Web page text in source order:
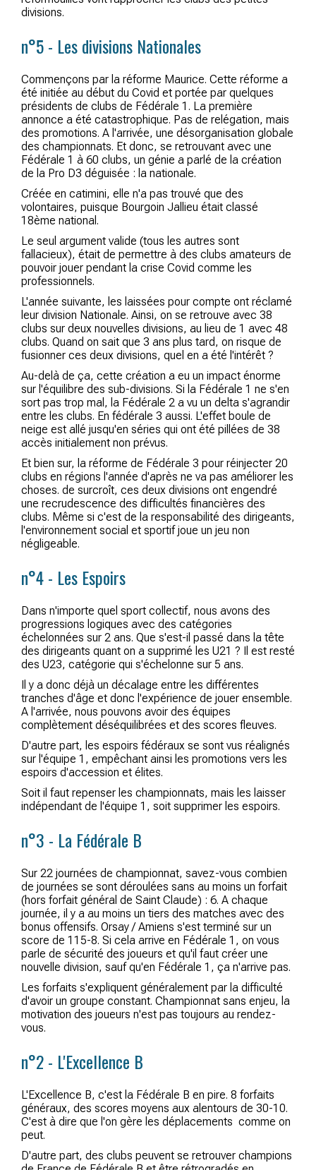
divisions.
n°5 - Les divisions Nationales
Commençons par la réforme Maurice. Cette réforme a
été initiée au début du Covid et portée par quelques
présidents de clubs de Fédérale 1. La première
annonce a été catastrophique. Pas de relégation, mais
des promotions. A l'arrivée, une désorganisation globale
des championnats. Et donc, se retrouvant avec une
Fédérale 1 à 60 clubs, un génie a parlé de la création
de la Pro D3 déguisée : la nationale.
Créée en catimini, elle n'a pas trouvé que des
volontaires, puisque Bourgoin Jallieu était classé
18ème national.
Le seul argument valide (tous les autres sont
fallacieux), était de permettre à des clubs amateurs de
pouvoir jouer pendant la crise Covid comme les
professionnels.
L'année suivante, les laissées pour compte ont réclamé
leur division Nationale. Ainsi, on se retrouve avec 38
clubs sur deux nouvelles divisions, au lieu de 1 avec 48
clubs. Quand on sait que 3 ans plus tard, on risque de
fusionner ces deux divisions, quel en a été l'intérêt ?
Au-delà de ça, cette création a eu un impact énorme
sur l'équilibre des sub-divisions. Si la Fédérale 1 ne s'en
sort pas trop mal, la Fédérale 2 a vu un delta s'agrandir
entre les clubs. En fédérale 3 aussi. L'effet boule de
neige est allé jusqu'en séries qui ont été pillées de 38
accès initialement non prévus.
Et bien sur, la réforme de Fédérale 3 pour réinjecter 20
clubs en régions l'année d'après ne va pas améliorer les
choses. de surcroît, ces deux divisions ont engendré
une recrudescence des difficultés financières des
clubs. Même si c'est de la responsabilité des dirigeants,
l'environnement social et sportif joue un jeu non
négligeable.
n°4 - Les Espoirs
Dans n'importe quel sport collectif, nous avons des
progressions logiques avec des catégories
échelonnées sur 2 ans. Que s'est-il passé dans la tête
des dirigeants quant on a supprimé les U21 ? Il est resté
des U23, catégorie qui s'échelonne sur 5 ans.
Il y a donc déjà un décalage entre les différentes
tranches d'âge et donc l'expérience de jouer ensemble.
A l'arrivée, nous pouvons avoir des équipes
complètement déséquilibrées et des scores fleuves.
D'autre part, les espoirs fédéraux se sont vus réalignés
sur l'équipe 1, empêchant ainsi les promotions vers les
espoirs d'accession et élites.
Soit il faut repenser les championnats, mais les laisser
indépendant de l'équipe 1, soit supprimer les espoirs.
n°3 - La Fédérale B
Sur 22 journées de championnat, savez-vous combien
de journées se sont déroulées sans au moins un forfait
(hors forfait général de Saint Claude) : 6. A chaque
journée, il y a au moins un tiers des matches avec des
bonus offensifs. Orsay / Amiens s'est terminé sur un
score de 115-8. Si cela arrive en Fédérale 1, on vous
parle de sécurité des joueurs et qu'il faut créer une
nouvelle division, sauf qu'en Fédérale 1, ça n'arrive pas.
Les forfaits s'expliquent généralement par la difficulté
d'avoir un groupe constant. Championnat sans enjeu, la
motivation des joueurs n'est pas toujours au rendez-
vous.
n°2 - L'Excellence B
L'Excellence B, c'est la Fédérale B en pire. 8 forfaits
généraux, des scores moyens aux alentours de 30-10.
C'est à dire que l'on gère les déplacements comme on
peut.
D'autre part, des clubs peuvent se retrouver champions